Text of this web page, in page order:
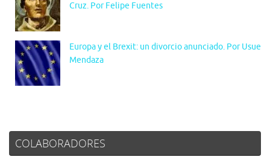
Cruz. Por Felipe Fuentes
Europa y el Brexit: un divorcio anunciado. Por Usue
Mendaza
COLABORADORES